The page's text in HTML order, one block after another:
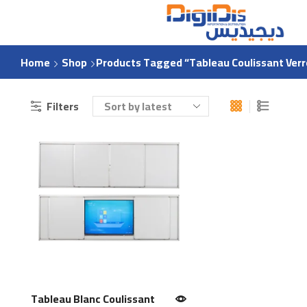
Home Shop Products Tagged “tableau Coulissant
Filters
Tableau Blanc Coulissant